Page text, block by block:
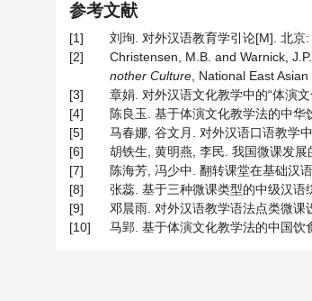
参考文献
[1]
刘珣. 对外汉语教育学引论[M]. 北京
[2]
Christensen, M.B. and Warnick,
nother Culture , National East
[3]
章娟. 对外汉语文化教学中的“体演
[4]
陈良玉. 基于体演文化教学法的中
[5]
马春娜, 谷文月. 对外汉语口语教学
[6]
胡铁生, 黄明燕, 李民. 我国微课发
[7]
陈海芳, 冯少中. 翻转课堂在基础汉
[8]
张蕊. 基于三种微课类型的中级汉语
[9]
邓晨雨. 对外汉语教学语法点类微课
[10]
马郢. 基于体演文化教学法的中国饮